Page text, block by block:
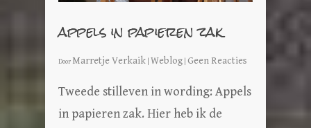
appels in papieren zak
Door Marretje Verkaik Weblog Geen Reacties
Tweede stilleven in wording: Appels
in papieren zak. Hier heb ik de